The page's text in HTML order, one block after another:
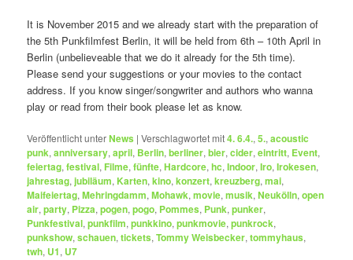
It is November 2015 and we already start with the preparation of
the 5th Punkfilmfest Berlin, it will be held from 6th – 10th April in
Berlin (unbelieveable that we do it already for the 5th time).
Please send your suggestions or your movies to the contact
address. If you know singer/songwriter and authors who wanna
play or read from their book please let as know.
Veröffentlicht unterNews |Verschlagwortet mit4. 6.4.,5.,acoustic
punk,anniversary,april, Berlin,berliner,bier,cider,eintritt, Event,
feiertag,festival, Filme,fünfte,Hardcore,hc,Indoor,Iro,Irokesen,
jahrestag,jubiläum, Karten,kino,konzert,kreuzberg,mai,
Maifeiertag,Mehringdamm,Mohawk,movie,musik,Neukölln,open
air,party, Pizza,pogen,pogo, Pommes, Punk,punker,
Punkfestival,punkfilm,punkkino,punkmovie,punkrock,
punkshow,schauen,tickets,Tommy Weisbecker,tommyhaus,
twh, U1, U7